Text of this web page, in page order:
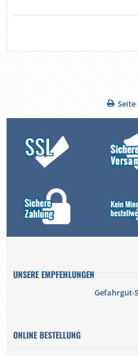
UNSERE EMPFEHLUNGEN
Gefahrgut-
ONLINE BESTELLUNG